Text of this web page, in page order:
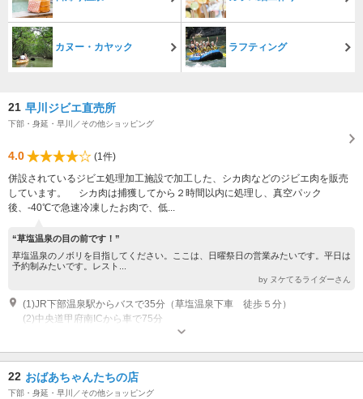
カヌー・カヤック ラフティング
21 早川ジビエ直売所
下部・身延・早川／その他ショッピング
4.0
(1件)
併設されているジビエ処理加工施設で加工した、シカ肉などのジビエ肉を販売
しています。 シカ肉は捕獲してから２時間以内に処理し、真空パック
後、-40℃で急速冷凍したお肉で、低...
“草塩温泉の目の前です！”
草塩温泉のノボリを目指してください。ここは、日曜祭日の営業みたいです。平日は
予約制みたいです。レスト...
by ヌケてるライダーさん
(1)JR下部温泉駅からバスで35分（草塩温泉下車 徒歩５分）
(2)中央道甲府南ICから車で75分
営業時間：9:00～18:00 レストランは土日祝日営業だがイベントで休日あ
てご確認ください。
22 おばあちゃんたちの店
下部・身延・早川／その他ショッピング